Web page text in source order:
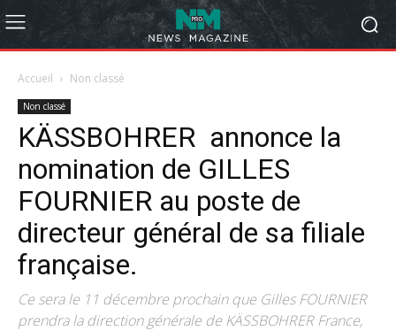
Accueil Non classé
Non classé
KÄSSBOHRER annonce la
nomination de GILLES
FOURNIER au poste de
directeur général de sa filiale
française.
Ce sera le 11 décembre prochain que Gilles FOURNIER
prendra la direction générale de KÄSSBOHRER France,